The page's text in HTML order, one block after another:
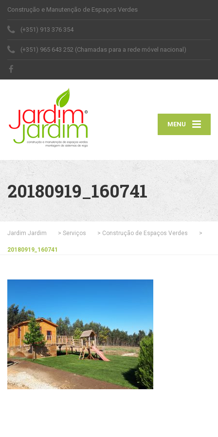
Construção e Manutenção de Espaços Verdes
(+351) 913 376 354
(+351) 965 643 252 (Chamadas para a rede móvel nacional)
MENU
20180919_160741
Jardim Jardim > Serviços > Construção de Espaços Verdes >
20180919_160741